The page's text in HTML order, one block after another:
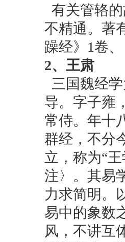
有关管辂
不精通。著
躁经》1卷
2、王肃
三国魏经
导。字子雍
常侍。年十
群经，不分
立，称为“
注〉。其易
力求简明。
易中的象数
风，不讲互